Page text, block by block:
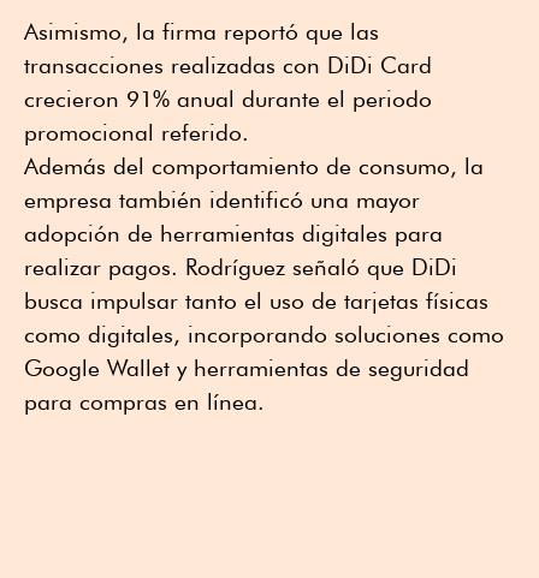
Asimismo, la firma reportó que las
transacciones realizadas con DiDi Card
crecieron 91% anual durante el periodo
promocional referido.
Además del comportamiento de consumo, la
empresa también identificó una mayor
adopción de herramientas digitales para
realizar pagos. Rodríguez señaló que DiDi
busca impulsar tanto el uso de tarjetas físicas
como digitales, incorporando soluciones como
Google Wallet y herramientas de seguridad
para compras en línea.